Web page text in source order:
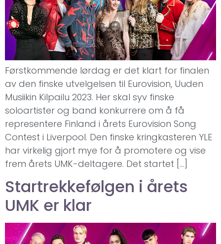
Førstkommende lørdag er det klart for finalen
av den finske utvelgelsen til Eurovision, Uuden
Musiikin Kilpailu 2023. Her skal syv finske
soloartister og band konkurrere om å få
representere Finland i årets Eurovision Song
Contest i Liverpool. Den finske kringkasteren YLE
har virkelig gjort mye for å promotere og vise
frem årets UMK-deltagere. Det startet […]
Startrekkefølgen i årets
UMK er klar